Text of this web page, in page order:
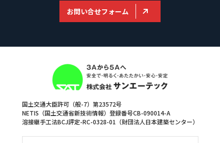
お問い合せフォーム
国土交通大臣許可（般-7）第23572号
NETIS（国土交通省新技術情報）登録番号CB-090014-A
溶接継手工法BCJ評定-RC-0328-01（財団法人日本建築センター）